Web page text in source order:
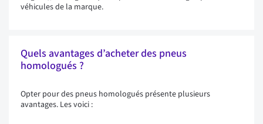
véhicules de la marque.
Quels avantages d’acheter des pneus
homologués ?
Opter pour des pneus homologués présente plusieurs
avantages. Les voici :